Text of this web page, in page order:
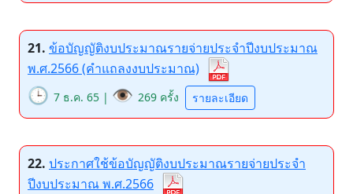
21. ข้อบัญญัติงบประมาณรายจ่ายประจำปีงบประมาณ
พ.ศ.2566 (คำแถลงงบประมาณ)
🕒 7 ธ.ค. 65 | 👁️ 269 ครั้ง รายละเอียด
22. ประกาศใช้ข้อบัญญัติงบประมาณรายจ่ายประจำ
ปีงบประมาณ พ.ศ.2566